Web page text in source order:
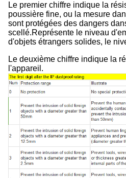
Le premier chiffre indique la
poussière fine, ou la mesure
sont protégées des dangers
scellé.Représente le niveau
d'objets étrangers solides, le
Le deuxième chiffre indique la
l'appareil.